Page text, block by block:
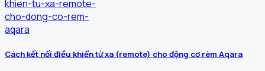
Cách kết nối điều khiển từ xa (remote) cho động cơ rèm Aqara